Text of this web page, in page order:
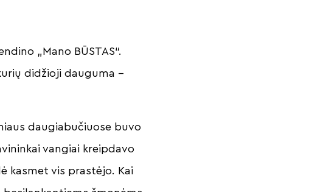
„Mano BŪSTAS“.
didžioji dauguma –
daugiabučiuose buvo
vangiai kreipdavo
kasmet vis prastėjo. Kai